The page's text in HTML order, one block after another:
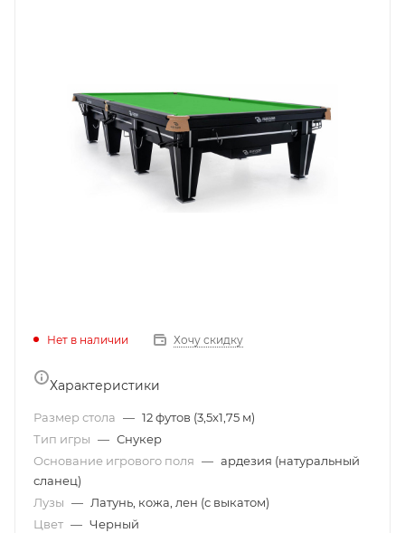
Нет в наличии Хочу скидку
Характеристики
Размер стола — 12 футов (3,5x1,75 м)
Тип игры — Снукер
Основание игрового поля — ардезия (натуральный
сланец)
Лузы — Латунь, кожа, лен (с выкатом)
Цвет — Черный